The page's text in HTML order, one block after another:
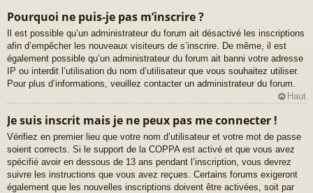
Pourquoi ne puis-je pas m’inscrire ?
Il est possible qu’un administrateur du forum ait désactivé les inscriptions
afin d’empêcher les nouveaux visiteurs de s’inscrire. De même, il est
également possible qu’un administrateur du forum ait banni votre adresse
IP ou interdit l’utilisation du nom d’utilisateur que vous souhaitez utiliser.
Pour plus d’informations, veuillez contacter un administrateur du forum.
Haut
Je suis inscrit mais je ne peux pas me connecter !
Vérifiez en premier lieu que votre nom d’utilisateur et votre mot de passe
soient corrects. Si le support de la COPPA est activé et que vous avez
spécifié avoir en dessous de 13 ans pendant l’inscription, vous devrez
suivre les instructions que vous avez reçues. Certains forums exigeront
également que les nouvelles inscriptions doivent être activées, soit par